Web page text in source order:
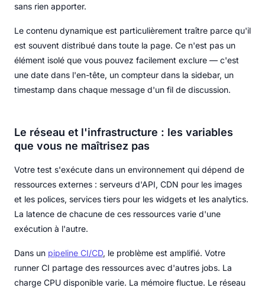
sans rien apporter.
Le contenu dynamique est particulièrement traître parce qu'il
est souvent distribué dans toute la page. Ce n'est pas un
élément isolé que vous pouvez facilement exclure — c'est
une date dans l'en-tête, un compteur dans la sidebar, un
timestamp dans chaque message d'un fil de discussion.
Le réseau et l'infrastructure : les variables
que vous ne maîtrisez pas
Votre test s'exécute dans un environnement qui dépend de
ressources externes : serveurs d'API, CDN pour les images
et les polices, services tiers pour les widgets et les analytics.
La latence de chacune de ces ressources varie d'une
exécution à l'autre.
Dans un pipeline CI/CD, le problème est amplifié. Votre
runner CI partage des ressources avec d'autres jobs. La
charge CPU disponible varie. La mémoire fluctue. Le réseau